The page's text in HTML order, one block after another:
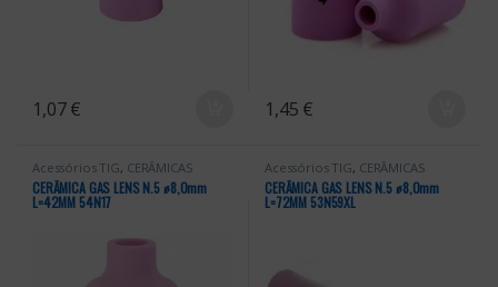
1,07€ 1,45 €
Acessórios TIG, CERÂMICAS
CERÂMICA GAS LENS N.5 ꬾ8,0mm
L=42MM 54N17
Acessórios TIG, CERÂMICAS
CERÂMICA GAS LENS N.5 ꬾ8,0mm
L=72MM 53N59XL